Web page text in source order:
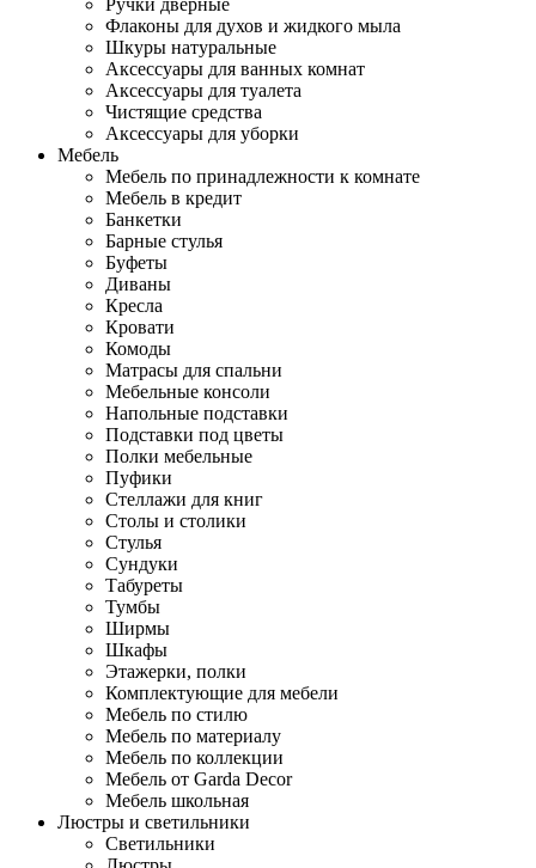
Ручки дверные
Флаконы для духов и жидкого мыла
Шкуры натуральные
Аксессуары для ванных комнат
Аксессуары для туалета
Чистящие средства
Аксессуары для уборки
Мебель
Мебель по принадлежности к комнате
Мебель в кредит
Банкетки
Барные стулья
Буфеты
Диваны
Кресла
Кровати
Комоды
Матрасы для спальни
Мебельные консоли
Напольные подставки
Подставки под цветы
Полки мебельные
Пуфики
Стеллажи для книг
Столы и столики
Стулья
Сундуки
Табуреты
Тумбы
Ширмы
Шкафы
Этажерки, полки
Комплектующие для мебели
Мебель по стилю
Мебель по материалу
Мебель по коллекции
Мебель от Garda Decor
Мебель школьная
Люстры и светильники
Светильники